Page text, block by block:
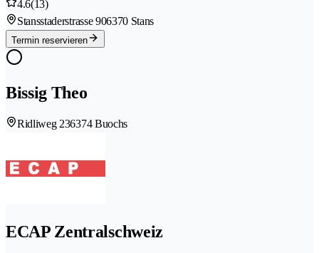
4.6(13)
Stansstaderstrasse 906370 Stans
Termin reservieren
Bissig Theo
Ridliweg 236374 Buochs
ECAP Zentralschweiz